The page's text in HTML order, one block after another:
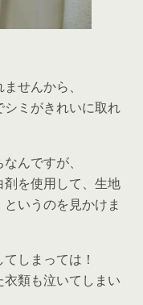
せんから、
ミがきれいに取れ
んですが、
を使用して、生地
いうのを見かけま
しまっては！
類も泣いてしまい